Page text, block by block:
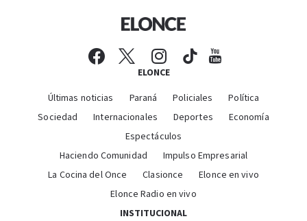
ELONCE
Últimas noticias Paraná Policiales
Política
Sociedad
Internacionales Deportes
Economía
Espectáculos
Haciendo Comunidad
Impulso Empresarial
La Cocina del Once
Clasionce
Elonce en vivo
Elonce Radio en vivo
INSTITUCIONAL